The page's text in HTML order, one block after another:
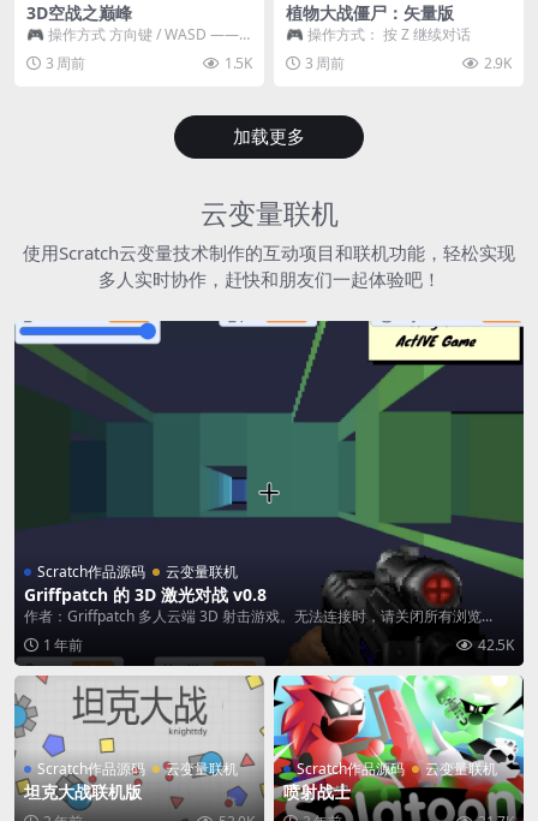
3D空战之巅峰
🎮 操作方式 方向键 / WASD ——
移动 Z / K —— 射击 / 攻击...
3 周前 1.5K
植物大战僵尸：矢量版
🎮 操作方式： 按 Z 继续对话
3 周前
2.9K
加载更多
云变量联机
使用Scratch云变量技术制作的互动项目和联机功能，轻松实现
多人实时协作，赶快和朋友们一起体验吧！
Scratch作品源码 云变量联机
Griffpatch 的 3D 激光对战 v0.8
作者：Griffpatch 多人云端 3D 射击游戏。无法连接时，请关闭所有浏览...
1 年前
42.5K
Scratch作品源码 云变量联机
坦克大战联机版
Scratch作品源码 云变量联机
喷射战士